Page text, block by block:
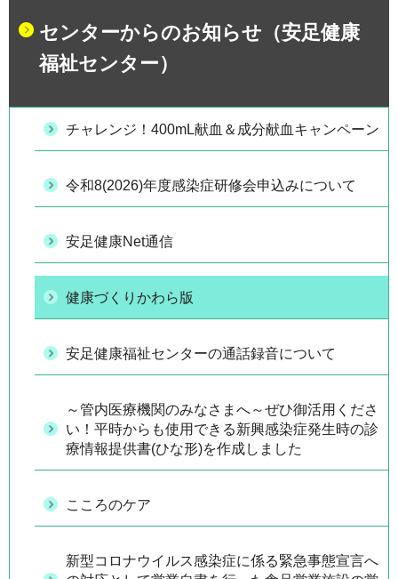
センターからのお知らせ（安足健康
福祉センター）
チャレンジ！400mL献血＆成分献血キャンペーン
令和8(2026)年度感染症研修会申込みについて
安足健康Net通信
健康づくりかわら版
安足健康福祉センターの通話録音について
～管内医療機関のみなさまへ～ぜひ御活用くださ
い！平時からも使用できる新興感染症発生時の診
療情報提供書(ひな形)を作成しました
こころのケア
新型コロナウイルス感染症に係る緊急事態宣言へ